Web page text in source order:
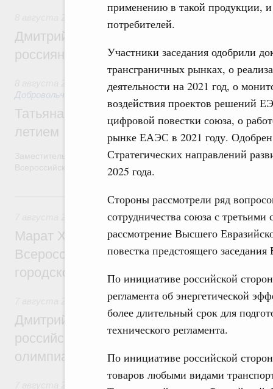
применению в такой продукции,
потребителей.
Участники заседания одобрили
трансграничных рынках, о
деятельности на 2021 год, о
воздействия проектов решений
цифровой повестки союза, о
рынке ЕАЭС в 2021 году. Одобрен
Стратегических направлений
2025 года.
Стороны рассмотрели ряд
сотрудничества союза с
рассмотрение Высшего
повестка предстоящего
По инициативе российской
регламента об энергетической
более длительный срок для
технического регламента.
По инициативе российской
товаров любыми видами
Дмитрий Чернышенко и Михаил
россиян с Днём физкультурника
Социальные инновации. Некоммерческие
Добровольчество и волонтёрство. Благотворительность
Татьяна Голикова поздравила
летием
Заместитель Председателя Правительства Татьяна Голикова
Всероссийского общественного движения «Волонтёры-
7 августа, пятница
Экономика городов. Городская среда
Марат Хуснуллин провёл заседание
Всероссийского конкурса лучших
городской среды
Отрасль информационных технологий
Дмитрий Чернышенко и Сергей Кравцов
российскую сборную с победой на
олимпиаде по искусственному